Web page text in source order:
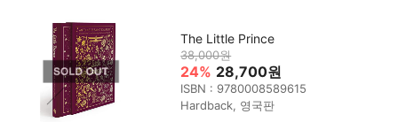
The Little Prince
38,000원
24% 28,700원
ISBN : 9780008589615
Hardback, 영국판